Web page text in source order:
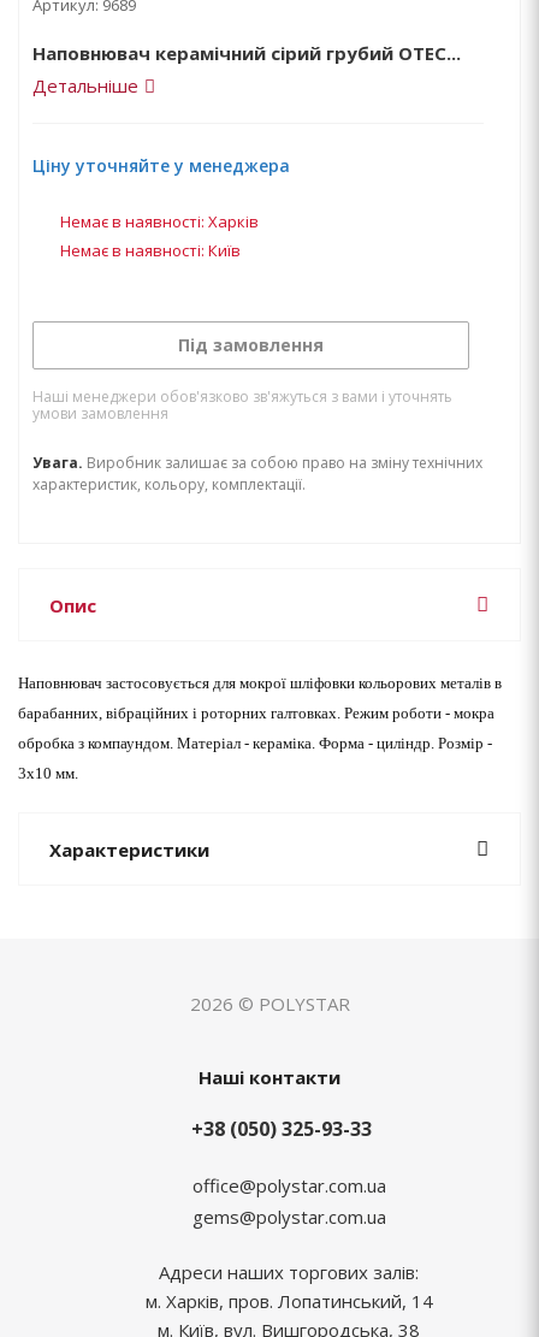
Артикул: 9689
Наповнювач керамічний сірий грубий OTEC...
Детальніше
Ціну уточняйте у менеджера
Немає в наявності: Харків
Немає в наявності: Київ
Під замовлення
Наші менеджери обов'язково зв'яжуться з вами і уточнять
умови замовлення
Увага. Виробник залишає за собою право на зміну технічних
характеристик, кольору, комплектації.
Опис
Наповнювач застосовується для мокрої шліфовки кольорових металів в
барабанних, вібраційних і роторних галтовках. Режим роботи - мокра
обробка з компаундом. Матеріал - кераміка. Форма - циліндр. Розмір -
3х10 мм.
Характеристики
2026 © POLYSTAR
Наші контакти
+38 (050) 325-93-33
office@polystar.com.ua
gems@polystar.com.ua
Адреси наших торгових залів:
м. Харків, пров. Лопатинський, 14
м. Київ, вул. Вишгородська, 38